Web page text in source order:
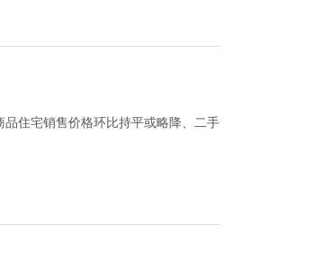
住宅销售价格环比持平或略降、二手